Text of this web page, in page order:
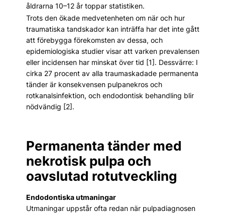
åldrarna 10–12 år toppar statistiken.
Trots den ökade medvetenheten om när och hur
traumatiska tandskador kan inträffa har det inte gått
att förebygga förekomsten av dessa, och
epidemiologiska studier visar att varken prevalensen
eller incidensen har minskat över tid [1]. Dessvärre: I
cirka 27 procent av alla traumaskadade permanenta
tänder är konsekvensen pulpanekros och
rotkanalsinfektion, och endodontisk behandling blir
nödvändig [2].
Permanenta tänder med
nekrotisk pulpa och
oavslutad rotutveckling
Endodontiska utmaningar
Utmaningar uppstår ofta redan när pulpadiagnosen